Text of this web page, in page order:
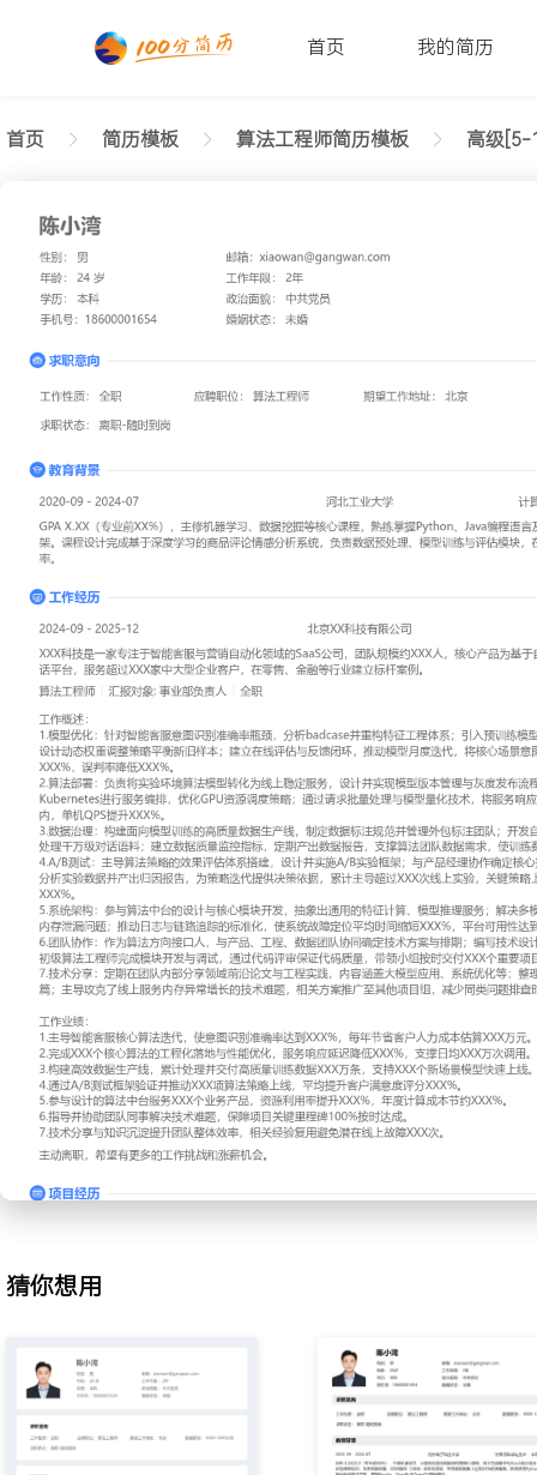
首页 我的简历
首页 简历模板 算法工程师简历模板 高级[5-
正在查看高级算法工程师清爽简历模板文字版
陈小湾
性别: 男年龄: 26学历: 本科
邮箱: xiaowan@gangwan.com
求职意向
求职状态: 离职-随时到岗
工作经历
2024-09 -2025-12 北京XX科技有限公司
XXX科技是一家专注于智能客服与营销自动化领域的SaaS公司，团
产品为基于自然语言处理技术的企业级对话平台，服务超过XXX家
售、金融等行业建立标杆案例。
算法工程师汇报对象：部门总监
工作概述：
1.模型优化：针对智能客服意图识别准确率瓶颈，分析badcase并重
入预训练模型并结合业务数据finetune，设计动态权重调整策略平衡
评估与反馈闭环，推动模型月度迭代，将核心场景意图识别准确率从
误判率降低XXX%。
2.算法部署：负责将实验环境算法模型转化为线上稳定服务，设计
灰度发布流程；采用Docker容器化与Kubernetes进行服务编排，优
通过请求批量处理与模型量化技术，将服务响应P99延迟稳定在XXX
3.数据治理：构建面向模型训练的高质量数据生产线，制定数据标注
4.A/B测试：主导算法策略的效果评估体系搭建，设计并实施A/B实
策依据，累计主导超过XXX次线上实验，关键策略上线后客户问题解
5.系统架构：参与算法中台的设计与核心模块开发，抽象出通用的特
务；解决多模型并行推理时的资源竞争与内存泄漏问题；推动日志
使系统故障定位平均时间缩短XXX%，平台可用性达到XXX%。
6.团队协作：作为算法方向接口人，与产品、工程、数据团队协同确
猜你想用